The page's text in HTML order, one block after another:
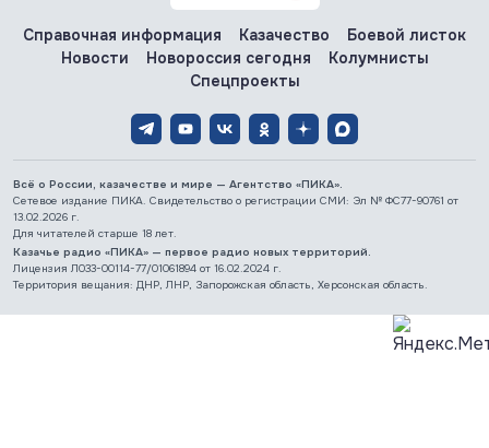
Справочная информация Казачество
Боевой листок
Новости
Новороссия сегодня
Колумнисты
Спецпроекты
Всё о России, казачестве и мире — Агентство «ПИКА».
Сетевое издание ПИКА. Свидетельство о регистрации СМИ: Эл № ФС77-90761 от
13.02.2026 г.
Для читателей старше 18 лет.
Казачье радио «ПИКА» — первое радио новых территорий.
Лицензия Л033-00114-77/01061894 от 16.02.2024 г.
Территория вещания: ДНР, ЛНР, Запорожская область, Херсонская область.